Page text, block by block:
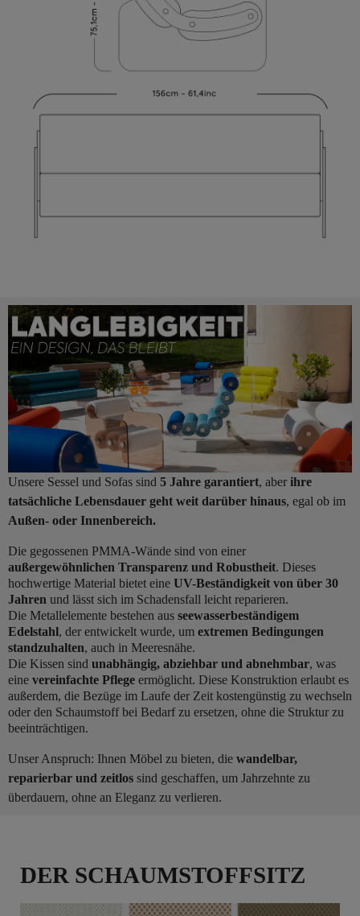
Unsere Sessel und Sofas sind 5 Jahre garantiert, aber ihre
tatsächliche Lebensdauer geht weit darüber hinaus, egal ob im
Außen- oder Innenbereich.
Die gegossenen PMMA-Wände sind von einer
außergewöhnlichen Transparenz und Robustheit. Dieses
hochwertige Material bietet eine UV-Beständigkeit von über 30
Jahren und lässt sich im Schadensfall leicht reparieren.
Die Metallelemente bestehen aus seewasserbeständigem
Edelstahl, der entwickelt wurde, um extremen Bedingungen
standzuhalten, auch in Meeresnähe.
Die Kissen sind unabhängig, abziehbar und abnehmbar, was
eine vereinfachte Pflege ermöglicht. Diese Konstruktion erlaubt es
außerdem, die Bezüge im Laufe der Zeit kostengünstig zu wechseln
oder den Schaumstoff bei Bedarf zu ersetzen, ohne die Struktur zu
beeinträchtigen.
Unser Anspruch: Ihnen Möbel zu bieten, die wandelbar,
reparierbar und zeitlos sind geschaffen, um Jahrzehnte zu
überdauern, ohne an Eleganz zu verlieren.
DER SCHAUMSTOFFSITZ